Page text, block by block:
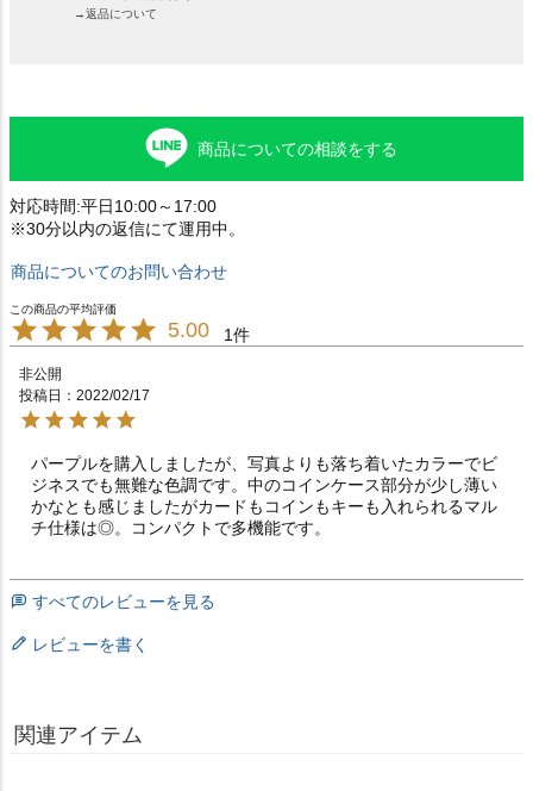
→返品について
商品についての相談をする
対応時間:平日10:00～17:00
※30分以内の返信にて運用中。
商品についてのお問い合わせ
5.00 1
非公開
投稿日
2022/02/17
パープルを購入しましたが、写真よりも落ち着いたカラーでビ
ジネスでも無難な色調です。中のコインケース部分が少し薄い
かなとも感じましたがカードもコインもキーも入れられるマル
チ仕様は◎。コンパクトで多機能です。
すべてのレビューを見る
レビューを書く
関連アイテム